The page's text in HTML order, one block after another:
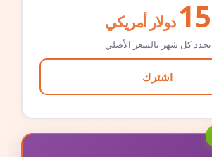
15 دولار أمريكي
تجدد كل شهر بالسعر الأصلي
اشترك